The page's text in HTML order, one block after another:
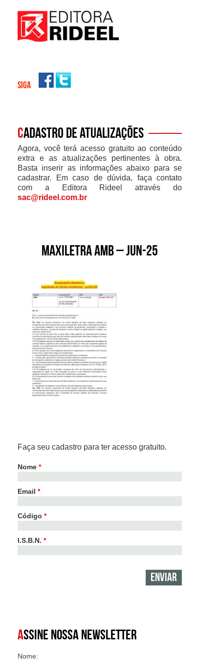
SIGA
Cadastro de atualizações
Agora, você terá acesso gratuito ao conteúdo
extra e as atualizações pertinentes à obra.
Basta inserir as informações abaixo para se
cadastrar. Em caso de dúvida, faça contato
com a Editora Rideel através do
sac@rideel.com.br
Maxiletra AMB – Jun-25
Faça seu cadastro para ter acesso gratuito.
Nome *
Email *
Código *
I.S.B.N. *
ASSINE NOSSA NEWSLETTER
Nome: